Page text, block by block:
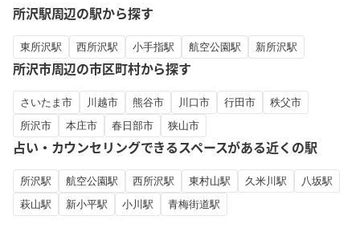
所沢駅周辺の駅から探す
東所沢駅 西所沢駅 小手指駅 航空公園駅 新所沢駅
所沢市周辺の市区町村から探す
さいたま市 川越市 熊谷市 川口市 行田市
秩父市
所沢市
本庄市 春日部市 狭山市
占い・カウンセリングできるスペースがある近くの駅
所沢駅 航空公園駅 西所沢駅 東村山駅 久米川駅
八坂駅
萩山駅
新小平駅 小川駅 青梅街道駅